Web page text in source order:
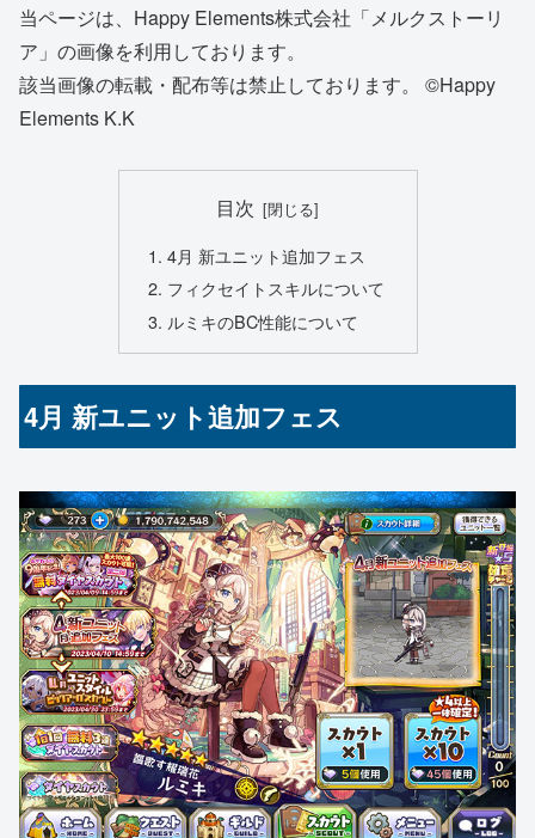
当ページは、Happy Elements株式会社「メルクストーリ
ア」の画像を利用しております。
該当画像の転載・配布等は禁止しております。 ©Happy
Elements K.K
目次
4月 新ユニット追加フェス
フィクセイトスキルについて
ルミキのBC性能について
4月 新ユニット追加フェス